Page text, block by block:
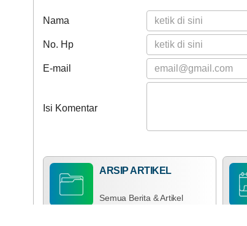
Nama
No. Hp
E-mail
Isi Komentar
ARSIP ARTIKEL
Semua Berita & Artikel